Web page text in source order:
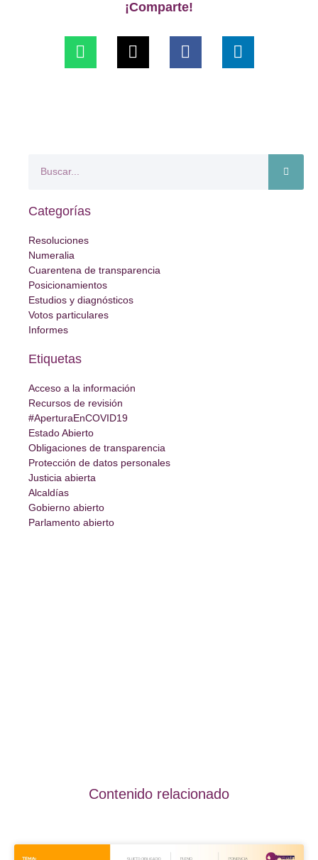
¡Comparte!
Categorías
Resoluciones
Numeralia
Cuarentena de transparencia
Posicionamientos
Estudios y diagnósticos
Votos particulares
Informes
Etiquetas
Acceso a la información
Recursos de revisión
#AperturaEnCOVID19
Estado Abierto
Obligaciones de transparencia
Protección de datos personales
Justicia abierta
Alcaldías
Gobierno abierto
Parlamento abierto
Contenido relacionado